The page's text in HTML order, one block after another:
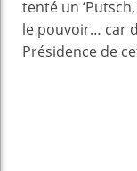
tenté un
le pouvoir… car
Présidence de